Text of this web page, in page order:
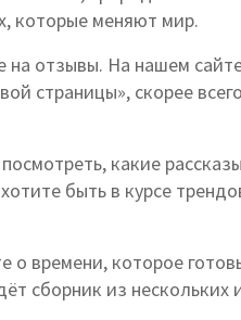
которые меняют мир.
на отзывы. На нашем
страницы», скорее
какие
быть в курсе
о времени, которое
сборник из